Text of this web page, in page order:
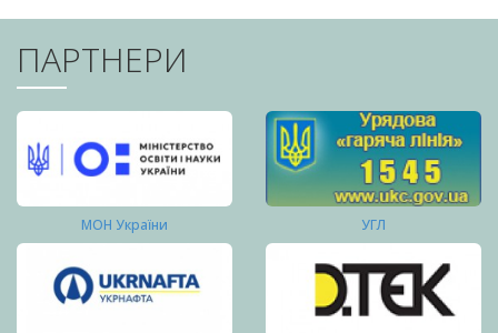
ПАРТНЕРИ
МОН України УГЛ